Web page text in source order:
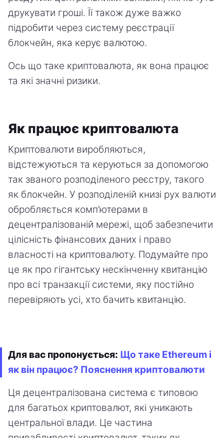
друкувати гроші. Її також дуже важко
підробити через систему реєстрації
блокчейн, яка керує валютою.
Ось що таке криптовалюта, як вона працює
та які значні ризики.
Як працює криптовалюта
Криптовалюти виробляються,
відстежуються та керуються за допомогою
так званого розподіленого реєстру, такого
як блокчейн. У розподіленій книзі рух валюти
обробляється комп’ютерами в
децентралізованій мережі, щоб забезпечити
цілісність фінансових даних і право
власності на криптовалюту. Подумайте про
це як про гігантську нескінченну квитанцію
про всі транзакції системи, яку постійно
перевіряють усі, хто бачить квитанцію.
Для вас пропонується: Що таке Ethereum і
як він працює? Пояснення криптовалюти
Ця децентралізована система є типовою
для багатьох криптовалют, які уникають
центральної влади. Це частина